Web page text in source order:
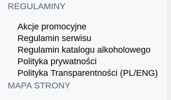
REGULAMINY
Akcje promocyjne
Regulamin serwisu
Regulamin katalogu alkoholowego
Polityka prywatności
Polityka Transparentności (PL/ENG)
MAPA STRONY